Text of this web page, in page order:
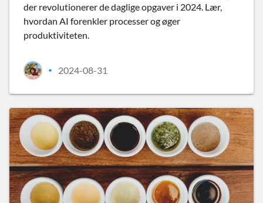
der revolutionerer de daglige opgaver i 2024. Lær,
hvordan AI forenkler processer og øger
produktiviteten.
• 2024-08-31